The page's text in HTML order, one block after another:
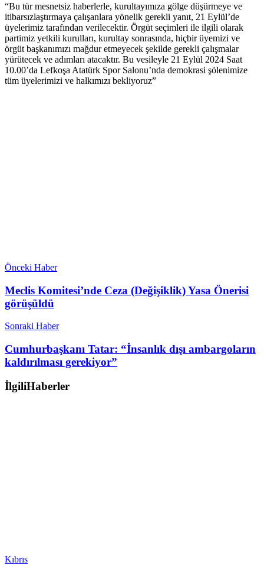
“Bu tür mesnetsiz haberlerle, kurultayımıza gölge düşürmeye ve
itibarsızlaştırmaya çalışanlara yönelik gerekli yanıt, 21 Eylül’de
üyelerimiz tarafından verilecektir. Örgüt seçimleri ile ilgili olarak
partimiz yetkili kurulları, kurultay sonrasında, hiçbir üyemizi ve
örgüt başkanımızı mağdur etmeyecek şekilde gerekli çalışmalar
yürütecek ve adımları atacaktır. Bu vesileyle 21 Eylül 2024 Saat
10.00’da Lefkoşa Atatürk Spor Salonu’nda demokrasi şölenimize
tüm üyelerimizi ve halkımızı bekliyoruz”
Önceki Haber
Meclis Komitesi’nde Ceza (Değişiklik) Yasa Önerisi
görüşüldü
Sonraki Haber
Cumhurbaşkanı Tatar: “İnsanlık dışı ambargoların
kaldırılması gerekiyor”
İlgiliHaberler
Kıbrıs